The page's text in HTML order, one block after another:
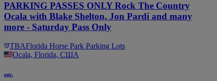
PARKING PASSES ONLY Rock The Country
Ocala with Blake Shelton, Jon Pardi and many
more - Saturday Pass Only
TBAFlorida Horse Park Parking Lots
Ocala, Florida, США
авг.